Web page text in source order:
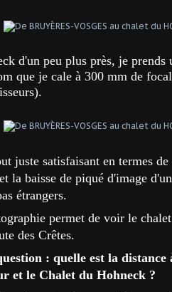
d'un peu plus près, je prends
que je cale à 300 mm de
juste satisfaisant en termes
la baisse de piqué d'image
étrangers.
permet de voir le
des Crêtes.
: quelle est la
et le Chalet du Hohneck ?